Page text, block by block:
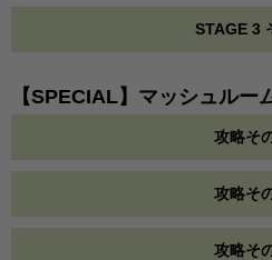
STAGE 3
【SPECIAL】マッシュルー
攻略そ
攻略そ
攻略そ